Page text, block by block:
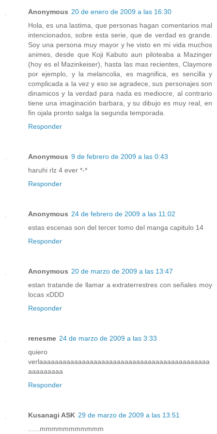
Anonymous 20 de enero de 2009 a las 16:30
Hola, es una lastima, que personas hagan comentarios mal
intencionados, sobre esta serie, que de verdad es grande.
Soy una persona muy mayor y he visto en mi vida muchos
animes, desde que Koji Kabuto aun piloteaba a Mazinger
(hoy es el Mazinkeiser), hasta las mas recientes, Claymore
por ejemplo, y la melancolia, es magnifica, es sencilla y
complicada a la vez y eso se agradece, sus personajes son
dinamicos y la verdad para nada es mediocre, al contrario
tiene una imaginación barbara, y su dibujo es muy real, en
fin ojala pronto salga la segunda temporada.
Responder
Anonymous 9 de febrero de 2009 a las 0:43
haruhi rlz 4 ever *-*
Responder
Anonymous 24 de febrero de 2009 a las 11:02
estas escenas son del tercer tomo del manga capitulo 14
Responder
Anonymous 20 de marzo de 2009 a las 13:47
estan tratande de llamar a extraterrestres con señales moy
locas xDDD
Responder
renesme 24 de marzo de 2009 a las 3:33
quiero
verlaaaaaaaaaaaaaaaaaaaaaaaaaaaaaaaaaaaaaaaaaaaa
aaaaaaaaa
Responder
Kusanagi ASK 29 de marzo de 2009 a las 13:51
......mmmmmmmmmmm